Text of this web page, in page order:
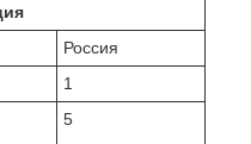
Россия
1
5